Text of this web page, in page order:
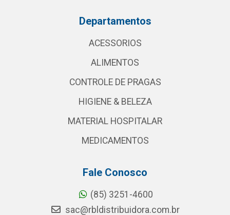
Departamentos
ACESSORIOS
ALIMENTOS
CONTROLE DE PRAGAS
HIGIENE & BELEZA
MATERIAL HOSPITALAR
MEDICAMENTOS
Fale Conosco
(85) 3251-4600
sac@rbldistribuidora.com.br